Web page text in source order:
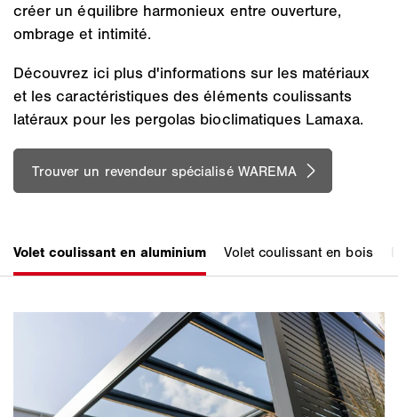
créer un équilibre harmonieux entre ouverture,
ombrage et intimité.
Découvrez ici plus d'informations sur les matériaux
et les caractéristiques des éléments coulissants
latéraux pour les pergolas bioclimatiques Lamaxa.